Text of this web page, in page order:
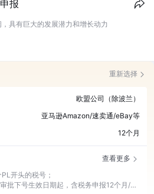
报
具有巨大的发展潜力和增长动力
重新选择
欧盟公司（除波兰）
亚马逊Amazon/速卖通/eBay等
12个月
查看更多
开头的税号；
批下号生效日期起，含税务申报12个月/年